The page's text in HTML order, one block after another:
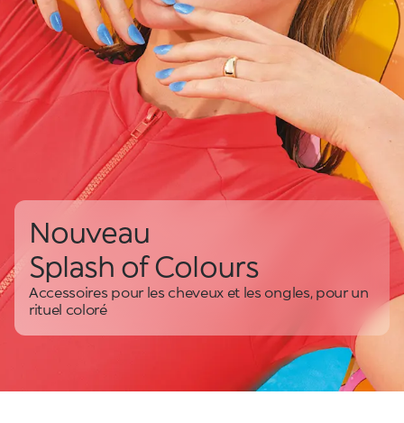
Nouveau
Splash of Colours
Accessoires pour les cheveux et les ongles, pour un
rituel coloré